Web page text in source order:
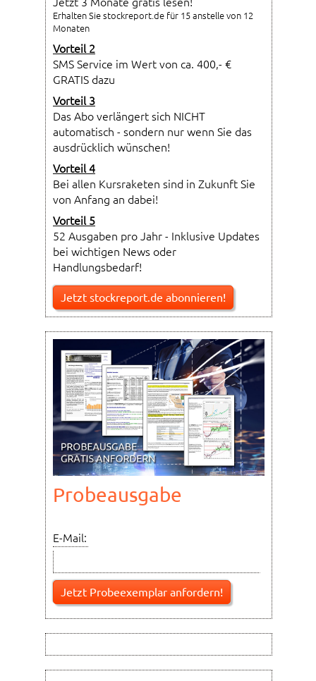
Erhalten Sie stockreport.de für 15 anstelle von 12
Monaten
Vorteil 2
SMS Service im Wert von ca. 400,- €
GRATIS dazu
Vorteil 3
Das Abo verlängert sich NICHT
automatisch - sondern nur wenn Sie das
ausdrücklich wünschen!
Vorteil 4
Bei allen Kursraketen sind in Zukunft Sie
von Anfang an dabei!
Vorteil 5
52 Ausgaben pro Jahr - Inklusive Updates
bei wichtigen News oder
Handlungsbedarf!
Jetzt stockreport.de abonnieren!
Probeausgabe
E-Mail: